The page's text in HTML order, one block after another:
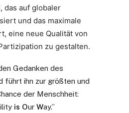
das auf globaler
und das maximale
eine neue Qualität von
zu gestalten.
Gedanken des
führt ihn zur größten und
der Menschheit:
is OurWay.”